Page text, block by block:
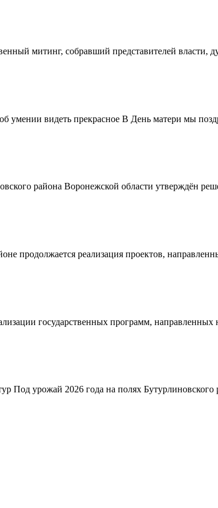
митинг, собравший представителей
умении видеть прекрасное В День матери мы
района Воронежской области утверждён
продолжается реализация проектов,
государственных программ,
Под урожай 2026 года на полях